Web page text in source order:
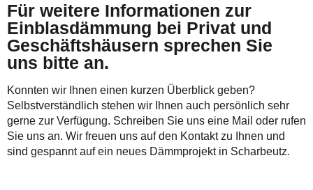
Für weitere Informationen zur
Einblasdämmung bei Privat und
Geschäftshäusern sprechen Sie
uns bitte an.
Konnten wir Ihnen einen kurzen Überblick geben?
Selbstverständlich stehen wir Ihnen auch persönlich sehr
gerne zur Verfügung. Schreiben Sie uns eine Mail oder rufen
Sie uns an. Wir freuen uns auf den Kontakt zu Ihnen und
sind gespannt auf ein neues Dämmprojekt in Scharbeutz.